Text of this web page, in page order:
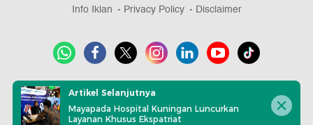
Info Iklan
Privacy Policy Disclaimer
Artikel Selanjutnya
Mayapada Hospital Kuningan Luncurkan
Layanan Khusus Ekspatriat